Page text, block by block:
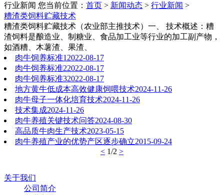
行业新闻 您当前位置： 首页 > 新闻动态 > 行业新闻 >
糟渣类饲料贮藏技术
糟渣类饲料贮藏技术（农业部主推技术）一、 技术概述：糟
渣饲料是酿造业、制糖业、食品加工业等行业的加工副产物，
如酒糟、木薯渣、果渣、
肉牛饲养标准1 2022-08-17
肉牛饲养标准22022-08-17
肉牛饲养标准32022-08-17
地方黄牛低成本高效健康饲喂技术2024-11-26
肉牛母子一体化培育技术2024-11-26
技术集成2024-11-26
肉牛养殖关键技术问答2024-08-30
高品质牛肉生产技术2023-05-15
肉牛养殖产业的优势产区逐步确立2015-09-24
< 1/2 >
关于我们
公司简介